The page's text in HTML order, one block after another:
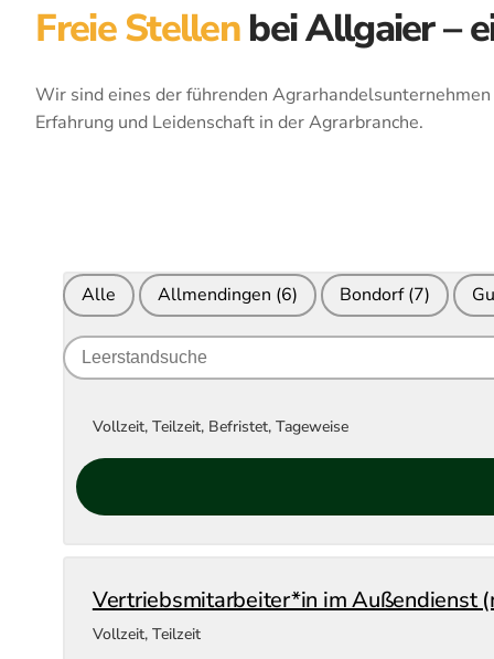
Freie Stellenbei Allgaier –
Wir sind eines der führenden
Erfahrung und Leidenschaft in der Agrarbranche.
Alle Allmendingen (6) Bondorf(7)
Search
for
Vollzeit, Teilzeit, Befristet, Tageweise
Vertriebsmitarbeiter*in im Außendienst
Vollzeit, Teilzeit